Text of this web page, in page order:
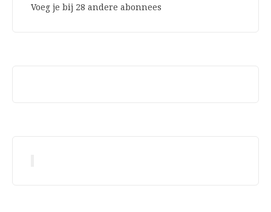
Voeg je bij 28 andere abonnees